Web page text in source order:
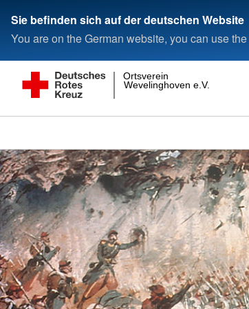
Sie befinden sich auf der deutschen Website
You are on the German website, you can use
Wevelinghoven e.V.
Ortsverein